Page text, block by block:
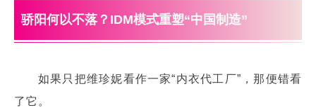
骄阳何以不落？IDM模式重塑“中国制造”
如果只把维珍妮看作一家“内衣代工厂”，那便错看
了它。